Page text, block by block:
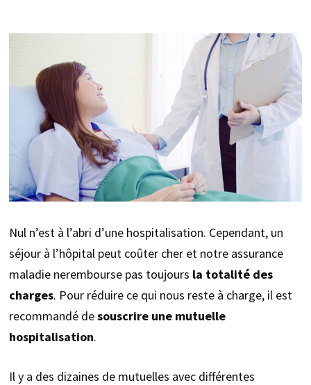
Nul n’est à l’abri d’une hospitalisation. Cependant, un
séjour à l’hôpital peut coûter cher et notre assurance
maladie nerembourse pas toujours la totalité des
charges. Pour réduire ce qui nous reste à charge, il est
recommandé desouscrire une mutuelle
hospitalisation.
Il y a des dizaines de mutuelles avec différentes